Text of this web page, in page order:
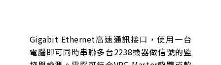
Gigabit Ethernet高速通訊接口，使用一台
電腦即可同時串聯多台2238機器做信號的監